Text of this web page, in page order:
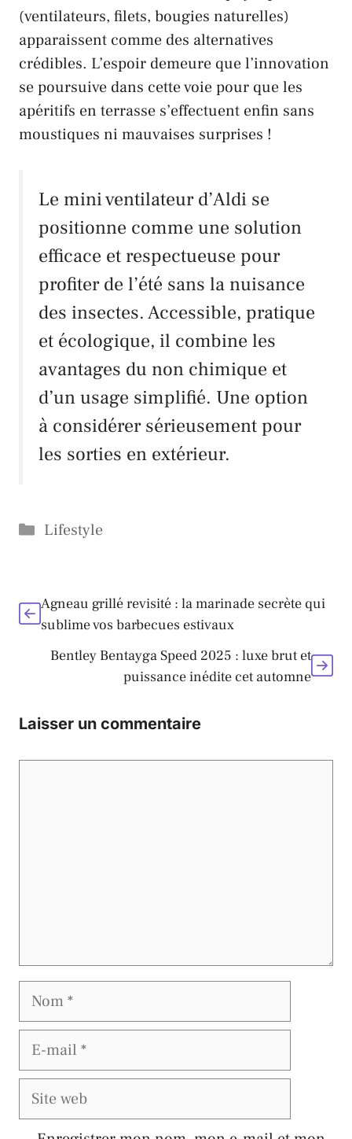
(ventilateurs, filets, bougies naturelles)
apparaissent comme des alternatives
crédibles. L’espoir demeure que l’innovation
se poursuive dans cette voie pour que les
apéritifs en terrasse s’effectuent enfin sans
moustiques ni mauvaises surprises !
Le mini ventilateur d’Aldi se
positionne comme une solution
efficace et respectueuse pour
profiter de l’été sans la nuisance
des insectes. Accessible, pratique
et écologique, il combine les
avantages du non chimique et
d’un usage simplifié. Une option
à considérer sérieusement pour
les sorties en extérieur.
Catégories
Lifestyle
Agneau grillé revisité : la marinade secrète qui
sublime vos barbecues estivaux
Bentley Bentayga Speed 2025 : luxe brut et
puissance inédite cet automne
Laisser un commentaire
Nom
E-
Site